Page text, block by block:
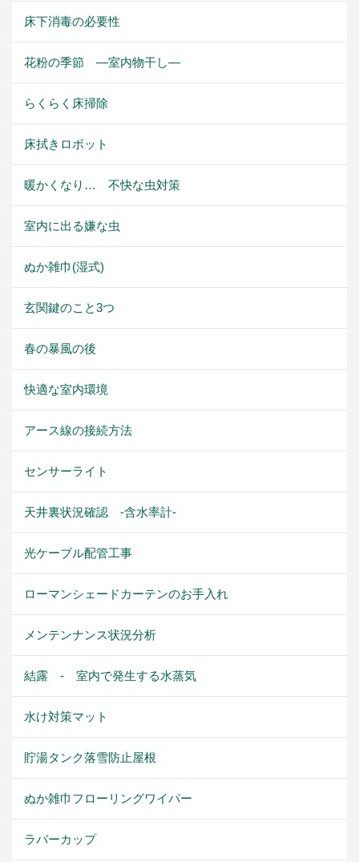
床下消毒の必要性
花粉の季節 ―室内物干し―
らくらく床掃除
床拭きロボット
暖かくなり… 不快な虫対策
室内に出る嫌な虫
ぬか雑巾(湿式)
玄関鍵のこと3つ
春の暴風の後
快適な室内環境
アース線の接続方法
センサーライト
天井裏状況確認 -含水率計-
光ケーブル配管工事
ローマンシェードカーテンのお手入れ
メンテンナンス状況分析
結露 - 室内で発生する水蒸気
水け対策マット
貯湯タンク落雪防止屋根
ぬか雑巾フローリングワイパー
ラバーカップ